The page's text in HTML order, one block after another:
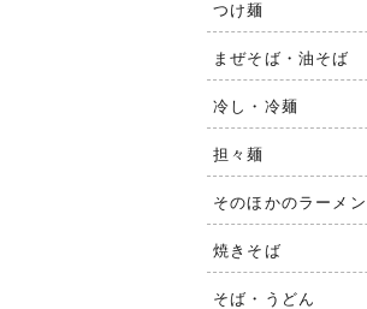
つけ麺
まぜそば・油そば
冷し・冷麺
担々麺
そのほかのラーメン
焼きそば
そば・うどん